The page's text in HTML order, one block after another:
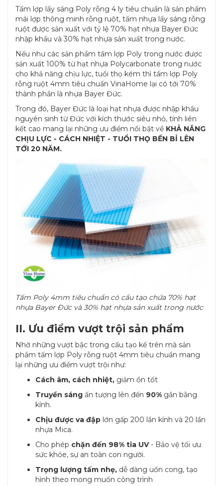
Tấm lợp lấy sáng Poly rỗng 4 ly tiêu chuẩn là sản phẩm
mái lợp thông minh rỗng ruột, tấm nhựa lấy sáng rỗng
ruột được sản xuất với tỷ lệ 70% hạt nhựa Bayer Đức
nhập khẩu và 30% hạt nhựa sản xuất trong nước.
Nếu như các sản phẩm tấm lợp Poly trong nước được
sản xuất 100% từ hạt nhựa Polycarbonate trong nước
cho khả năng chịu lực, tuổi thọ kém thì tấm lợp Poly
rỗng ruột 4mm tiêu chuẩn VinaHome lại có tới 70%
thành phần là nhựa Bayer Đức.
Trong đó, Bayer Đức là loại hạt nhựa được nhập khẩu
nguyên sinh từ Đức với kích thước siêu nhỏ, tính liên
kết cao mang lại những ưu điểm nổi bật về KHẢ NĂNG
CHỊU LỰC - CÁCH NHIỆT - TUỔI THỌ BỀN BỈ LÊN
TỚI 20 NĂM.
Tấm Poly 4mm tiêu chuẩn có cấu tạo chứa 70% hạt
nhựa Bayer Đức và 30% hạt nhựa sản xuất trong nước
II. Ưu điểm vượt trội sản phẩm
Nhờ những vượt bậc trong cấu tạo kể trên mà sản
phẩm tấm lợp Poly rỗng ruột 4mm tiêu chuẩn mang
lại những ưu điểm vượt trội như:
Cách âm, cách nhiệt, giảm ồn tốt
Truyền sáng ấn tượng lên đến 90% gần bằng
kính.
Chịu được va đập lớn gấp 200 lần kính và 20 lần
nhựa Mica.
Cho phép chặn đến 98% tia UV- Bảo vệ tối ưu
sức khỏe, sự an toàn con người.
Trọng lượng tấm nhẹ, dễ dàng uốn cong, tạo
hình theo mong muốn công trình